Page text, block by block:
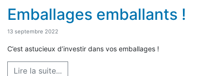
Emballages emballants !
13 septembre 2022
C’est astucieux d’investir dans vos emballages !
Lire la suite...